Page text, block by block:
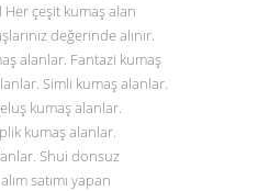
Her çeşit kumaş alan
değerinde alınır.
alanlar. Fantazi kumaş
Simli kumaş alanlar.
kumaş alanlar.
kumaş alanlar.
Shui donsuz
satımı yapan